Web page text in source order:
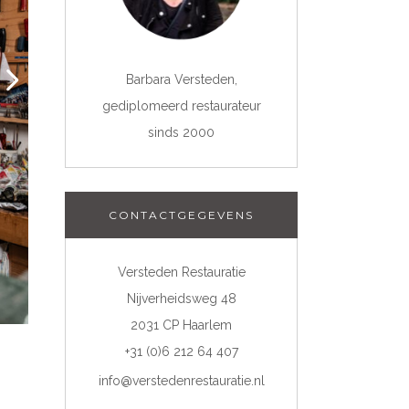
Barbara Versteden,
gediplomeerd restaurateur
sinds 2000
CONTACTGEGEVENS
Versteden Restauratie
Nijverheidsweg 48
2031 CP Haarlem
+31 (0)6 212 64 407
info@verstedenrestauratie.nl